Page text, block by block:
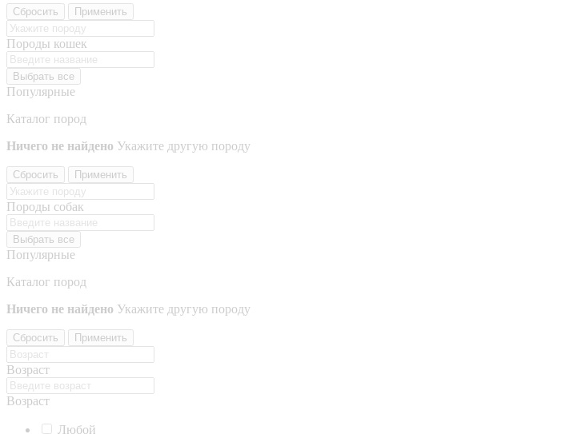
Сбросить Применить
Породы кошек
Выбрать все
Популярные
Каталог пород
Ничего не найдено Укажите другую породу
Сбросить Применить
Породы собак
Выбрать все
Популярные
Каталог пород
Ничего не найдено Укажите другую породу
Сбросить Применить
Возраст
Возраст
Любой